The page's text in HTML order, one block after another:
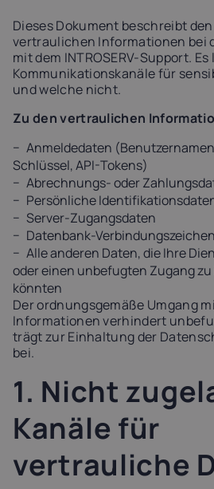
Dieses Dokument beschreibt
vertraulichen Informationen bei
mit dem INTROSERV-Support.
Kommunikationskanäle für
und welche nicht.
Zu den vertraulichen
Anmeldedaten
Schlüssel, API-Tokens)
Abrechnungs- oder
Persönliche
Server-Zugangsdaten
Datenbank-
Alle anderen Daten, die Ihre
oder einen unbefugten Zugang
könnten
Der ordnungsgemäße Umgang
Informationen verhindert
trägt zur Einhaltung der
bei.
1. Nicht
Kanäle für
vertrauliche
Latvia
21%
21%
Netherlands
Slovakia
20%
USA
0%